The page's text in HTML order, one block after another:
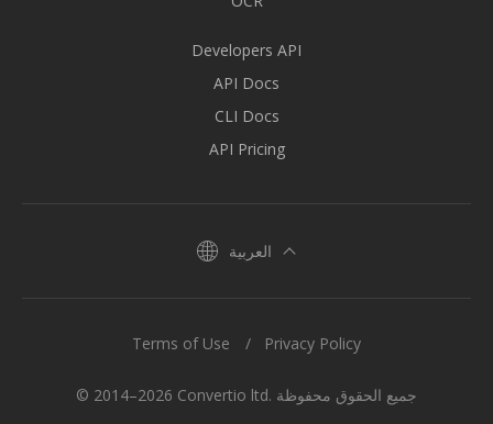
Developers API
API Docs
CLI Docs
API Pricing
العربية
© 2014–2026 Convertio ltd. جميع الحقوق محفوظة
Terms of Use Privacy Policy